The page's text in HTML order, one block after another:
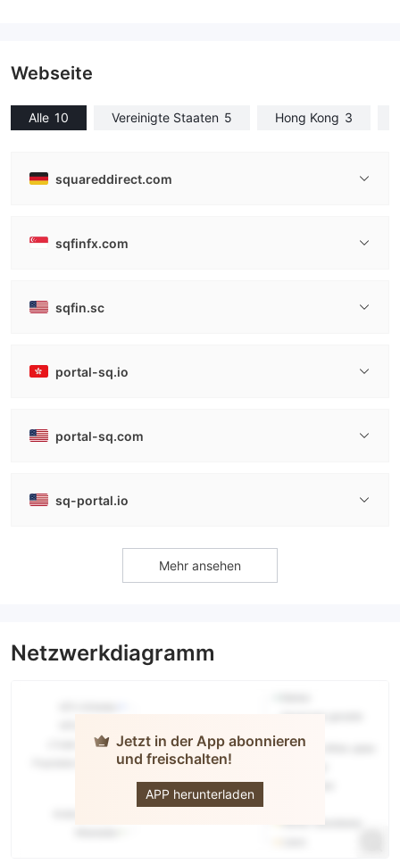
Webseite
Alle 10 Vereinigte Staaten 5 Hong Kong 3
squareddirect.com
sqfinfx.com
sqfin.sc
portal-sq.io
portal-sq.com
sq-portal.io
Mehr ansehen
Netzwerkdiagramm
Jetzt in der App abonnieren
und freischalten!
APP herunterladen
squaredfinancial